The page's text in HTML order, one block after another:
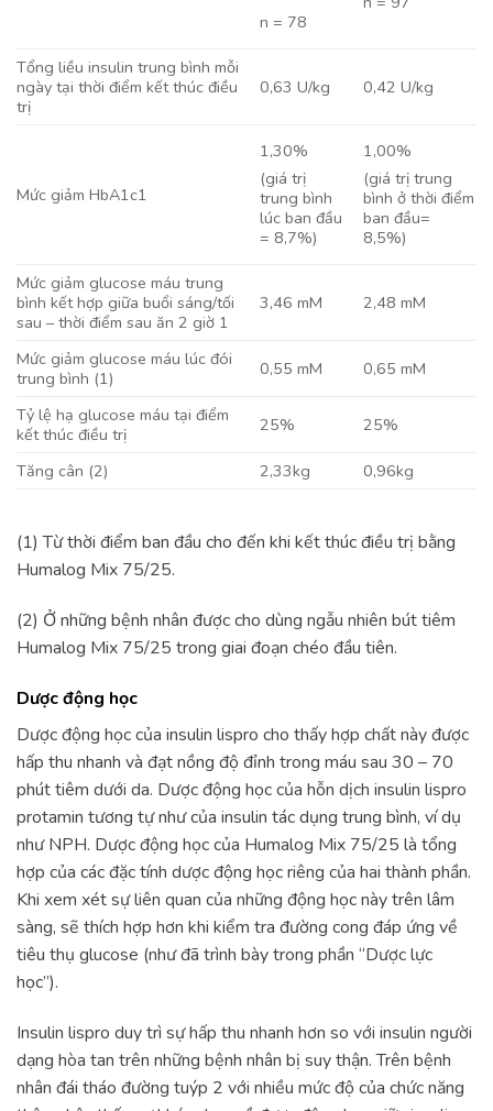
n = 78
Tổng liều insulin trung bình mỗi
ngày tại thời điểm kết thúc điều
trị
0,63 U/kg 0,42 U/kg
Mức giảm HbA1c1
1,30%
(giá trị
trung bình
lúc ban đầu
= 8,7%)
1,00%
(giá trị trung
bình ở thời điểm
ban đầu=
8,5%)
Mức giảm glucose máu trung
bình kết hợp giữa buổi sáng/tối
sau – thời điểm sau ăn 2 giờ 1
3,46 mM 2,48 mM
Mức giảm glucose máu lúc đói
trung bình (1)
0,55 mM 0,65 mM
Tỷ lệ hạ glucose máu tại điểm
kết thúc điều trị
25% 25%
Tăng cân (2) 2,33kg 0,96kg
(1) Từ thời điểm ban đầu cho đến khi kết thúc điều trị bằng
Humalog Mix 75/25.
(2) Ở những bệnh nhân được cho dùng ngẫu nhiên bút tiêm
Humalog Mix 75/25 trong giai đoạn chéo đầu tiên.
Dược động học
Dược động học của insulin lispro cho thấy hợp chất này được
hấp thu nhanh và đạt nồng độ đỉnh trong máu sau 30 – 70
phút tiêm dưới da. Dược động học của hỗn dịch insulin lispro
protamin tương tự như của insulin tác dụng trung bình, ví dụ
như NPH. Dược động học của Humalog Mix 75/25 là tổng
hợp của các đặc tính dược động học riêng của hai thành phần.
Khi xem xét sự liên quan của những động học này trên lâm
sàng, sẽ thích hợp hơn khi kiểm tra đường cong đáp ứng về
tiêu thụ glucose (như đã trình bày trong phần “Dược lực
học”).
Insulin lispro duy trì sự hấp thu nhanh hơn so với insulin người
dạng hòa tan trên những bệnh nhân bị suy thận. Trên bệnh
nhân đái tháo đường tuýp 2 với nhiều mức độ của chức năng